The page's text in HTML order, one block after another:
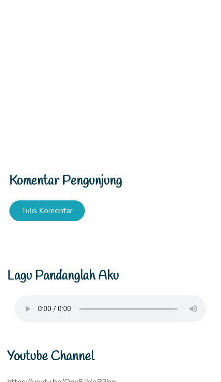
Komentar Pengunjung
Tulis Komentar
Lagu Pandanglah Aku
Youtube Channel